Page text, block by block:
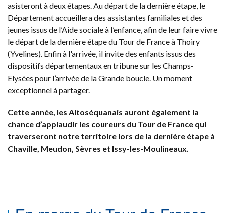
asisteront à deux étapes. Au départ de la dernière étape, le
Département accueillera des assistantes familiales et des
jeunes issus de l’Aide sociale à l’enfance, afin de leur faire vivre
le départ de la dernière étape du Tour de France à Thoiry
(Yvelines). Enfin à l'arrivée, il invite des enfants issus des
dispositifs départementaux en tribune sur les Champs-
Elysées pour l’arrivée de la Grande boucle. Un moment
exceptionnel à partager.
Cette année, les Altoséquanais auront également la
chance d’applaudir les coureurs du Tour de France qui
traverseront notre territoire lors de la dernière étape à
Chaville, Meudon, Sèvres et Issy-les-Moulineaux.